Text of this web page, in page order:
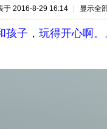
于 2016-8-29 16:14 显示全
孩子，玩得开心啊。